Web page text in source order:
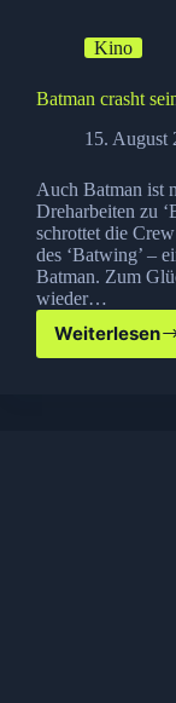
Kino
Batman crasht
15. August
Auch Batman ist
Dreharbeiten zu
schrottet die
des ‘Batwing’ –
Batman. Zum
wieder…
Weiterlesen
Batman